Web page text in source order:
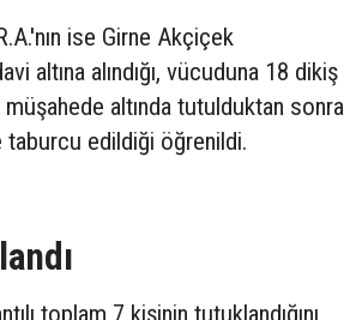
ise Girne Akçiçek
altına alındığı, vücuduna 18 dikiş
müşahede altında tutulduktan sonra
edildiği öğrenildi.
toplam 7 kişinin tutuklandığını